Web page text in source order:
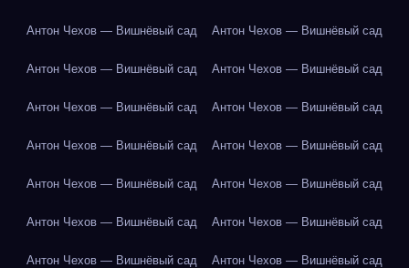
Антон Чехов — Вишнёвый сад Антон Чехов — Вишнёвый сад
Антон Чехов — Вишнёвый сад Антон Чехов — Вишнёвый сад
Антон Чехов — Вишнёвый сад Антон Чехов — Вишнёвый сад
Антон Чехов — Вишнёвый сад Антон Чехов — Вишнёвый сад
Антон Чехов — Вишнёвый сад Антон Чехов — Вишнёвый сад
Антон Чехов — Вишнёвый сад Антон Чехов — Вишнёвый сад
Антон Чехов — Вишнёвый сад Антон Чехов — Вишнёвый сад